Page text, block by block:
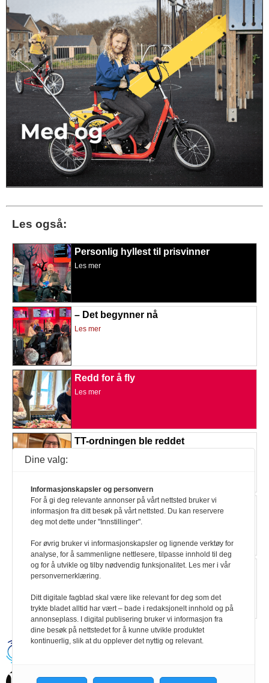
Les også:
Personlig hyllest til prisvinner
Les mer
– Det begynner nå
Les mer
Redd for å fly
Les mer
TT-ordningen ble reddet
Team Pølsa vant Gullruten. Når vinner
de rettighetene sine?
Funksjonshindrede avdemokratiserer
ikke samfunnet
post@handikapnytt.no |Frontrunner
Dine valg:
Informasjonskapsler og personvern
For å gi deg relevante annonser på vårt nettsted bruker vi
informasjon fra ditt besøk på vårt nettsted. Du kan reservere
deg mot dette under "Innstillinger".
For øvrig bruker vi informasjonskapsler og lignende verktøy for
analyse, for å sammenligne nettlesere, tilpasse innhold til deg
og for å utvikle og tilby nødvendig funksjonalitet. Les mer i vår
personvernerklæring.
Ditt digitale fagblad skal være like relevant for deg som det
trykte bladet alltid har vært – bade i redaksjonelt innhold og på
annonseplass. I digital publisering bruker vi informasjon fra
dine besøk på nettstedet for å kunne utvikle produktet
kontinuerlig, slik at du opplever det nyttig og relevant.